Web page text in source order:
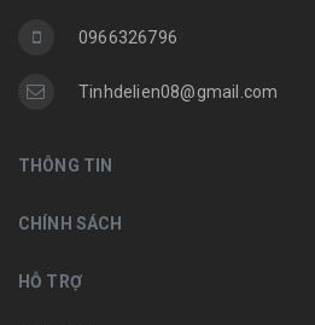
0966326796
Tinhdelien08@gmail.com
THÔNG TIN
CHÍNH SÁCH
HỖ TRỢ